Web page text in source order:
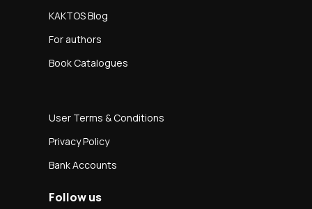
KAKTOS Blog
For authors
Book Catalogues
User Terms & Conditions
Privacy Policy
Bank Accounts
Follow us